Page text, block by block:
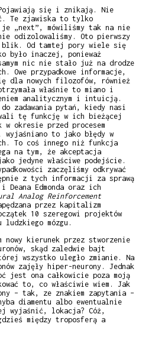
się i znikają. Nie
Te zjawiska to tylko
je „next”, mówiliśmy tak na nie
odizolowaliśmy. Oto pierwszy
blik. Od tamtej pory wiele się
było inaczej, ponieważ
nic nie stało już na drodze
Owe przypadkowe informacje,
dla nowych filozofów, również
właśnie to miano i
analitycznym i intuicją.
zadawania pytań, kiedy nasi
tę funkcję w ich bieżącej
okresie przed procesem
wyjaśniano to jako błędy w
To coś innego niż funkcja
na tym, że akceptacja
jedyne właściwe podejście.
zaczęliśmy odkrywać
z tych informacji za sprawą
Edmonda oraz ich
Analog Reinforcement
przez kapitalizm
10 szeregowi projektów
mózgu.
nowy kierunek przez stworzenie
skąd zaledwie bajt
wszystko uległo zmianie. Na
zajęły hiper-neurony. Jednak
jest ona całkowicie poza moją
to, co właściwie wiem. Jak
– tak, ze znakiem zapytania –
diamentu albo ewentualnie
wyjaśnić, lokacja? Cóż,
między troposferą a